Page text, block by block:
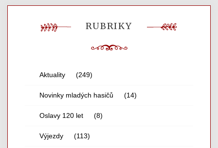
RUBRIKY
Aktuality (249)
Novinky mladých hasičů (14)
Oslavy 120 let (8)
Výjezdy (113)